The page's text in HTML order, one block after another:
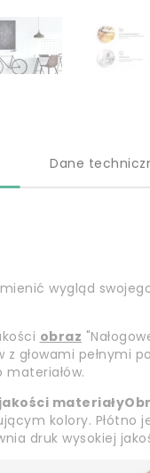
Dane
wygląd
obraz
głowami pełnymi
materiałów.
materiały
kolory. Płótno
druk wysokiej